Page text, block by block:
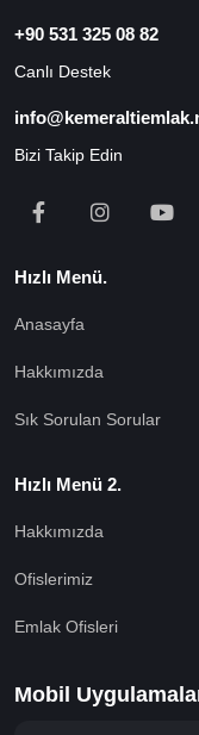
+90 531 325 08 82
Canlı Destek
Bizi Takip Edin
Hızlı Menü.
Anasayfa
Hakkımızda
Sık Sorulan Sorular
Hızlı Menü 2.
Hakkımızda
Ofislerimiz
Emlak Ofisleri
Mobil